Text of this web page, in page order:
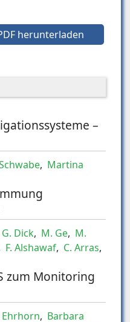
herunterladen
–
, Martina
G. Dick, M. Ge, M.
F. Alshawaf, C. Arras,
zum Monitoring
Ehrhorn, Barbara